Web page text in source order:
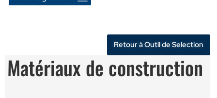
Retour à Outil de Selection
Matériaux de construction